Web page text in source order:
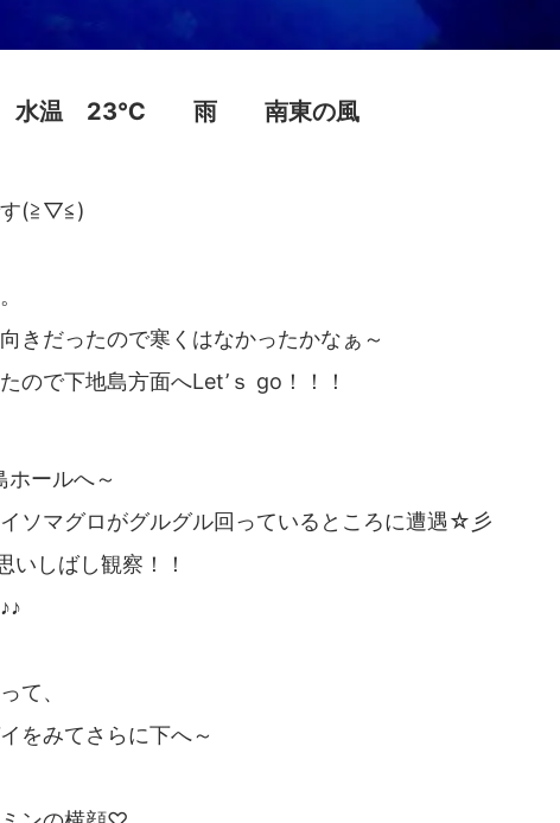
温 23℃ 雨 南東の風
す(≧▽≦)
きだったので寒くはなかったかなぁ～
ので下地島方面へLet’ｓ go！！！
ホールへ～
ソマグロがグルグル回っているところに遭遇☆彡
いしばし観察！！
て、
をみてさらに下へ～